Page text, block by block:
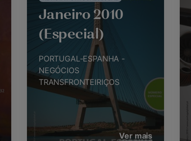
Janeiro 2010
(Especial)
PORTUGAL-ESPANHA -
NEGÓCIOS
TRANSFRONTEIRIÇOS
Ver mais